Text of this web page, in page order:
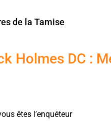
de la Tamise
Holmes DC :
êtes l’enquéteur